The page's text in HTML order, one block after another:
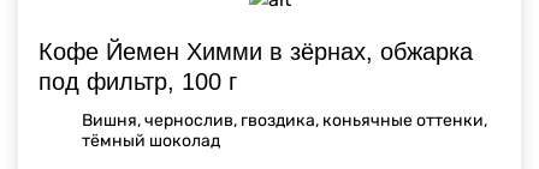
Кофе Йемен Химми в зёрнах, обжарка
под фильтр, 100 г
Вишня, чернослив, гвоздика, коньячные оттенки,
тёмный шоколад